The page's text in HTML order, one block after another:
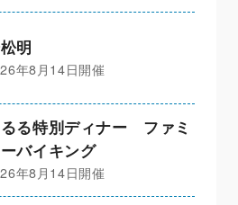
明
年8月14日開催
る特別ディナー ファミ
バイキング
年8月14日開催